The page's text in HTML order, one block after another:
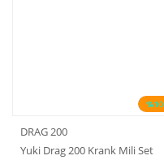
%10
DRAG 200
Yuki Drag 200 Krank Mili Set